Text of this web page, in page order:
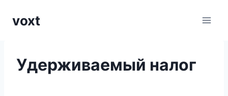
voxt
Удерживаемый налог